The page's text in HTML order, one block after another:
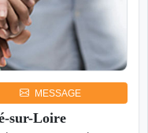
MESSAGE
sur-Loire